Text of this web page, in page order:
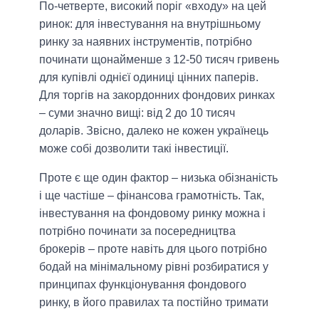
По-четверте, високий поріг «входу» на цей
ринок: для інвестування на внутрішньому
ринку за наявних інструментів, потрібно
починати щонайменше з 12-50 тисяч гривень
для купівлі однієї одиниці цінних паперів.
Для торгів на закордонних фондових ринках
– суми значно вищі: від 2 до 10 тисяч
доларів. Звісно, далеко не кожен українець
може собі дозволити такі інвестиції.
Проте є ще один фактор – низька обізнаність
і ще частіше – фінансова грамотність. Так,
інвестування на фондовому ринку можна і
потрібно починати за посередництва
брокерів – проте навіть для цього потрібно
бодай на мінімальному рівні розбиратися у
принципах функціонування фондового
ринку, в його правилах та постійно тримати